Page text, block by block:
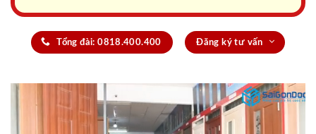
Tổng đài: 0818.400.400 Đăng ký tư vấn